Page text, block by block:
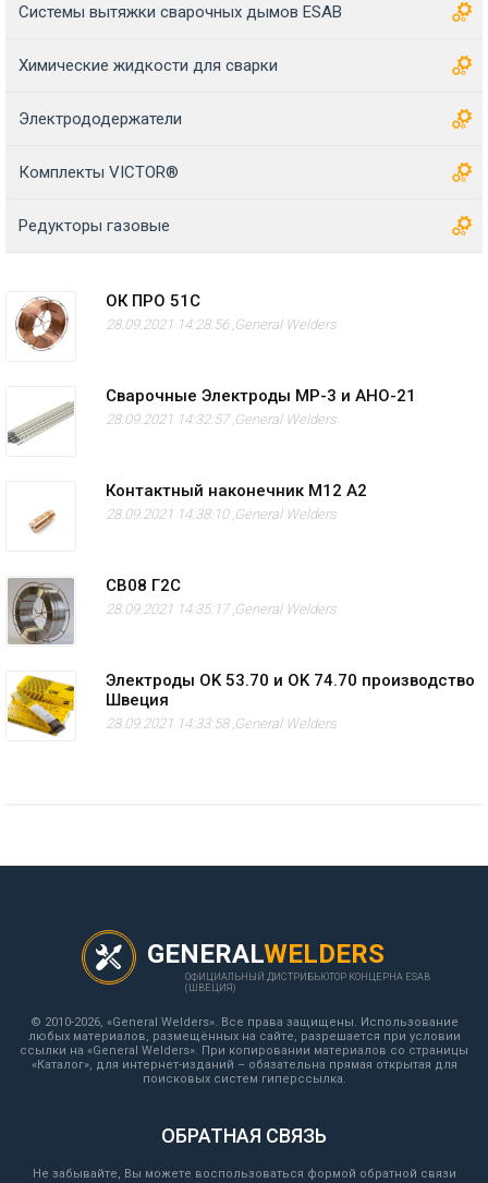
Системы вытяжки сварочных дымов ESAB
Химические жидкости для сварки
Электрододержатели
Комплекты VICTOR®
Редукторы газовые
ОК ПРО 51С
28.09.2021 14:28:56 , General Welders
Сварочные Электроды МР-3 и АНО-21
28.09.2021 14:32:57 , General Welders
Контактный наконечник M12 А2
28.09.2021 14:38:10 , General Welders
СВ08 Г2С
28.09.2021 14:35:17 , General Welders
Электроды OK 53.70 и OK 74.70 производство
Швеция
28.09.2021 14:33:58 , General Welders
GENERALWELDERS
ОФИЦИАЛЬНЫЙ ДИСТРИБЬЮТОР КОНЦЕРНА ESAB
(ШВЕЦИЯ)
© 2010-2026, «General Welders». Все права защищены. Использование
любых материалов, размещённых на сайте, разрешается при условии
ссылки на «General Welders». При копировании материалов со страницы
«Каталог», для интернет-изданий – обязательна прямая открытая для
поисковых систем гиперссылка.
ОБРАТНАЯ СВЯЗЬ
Не забывайте, Вы можете воспользоваться формой обратной связи